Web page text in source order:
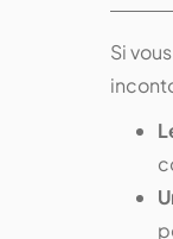
Si